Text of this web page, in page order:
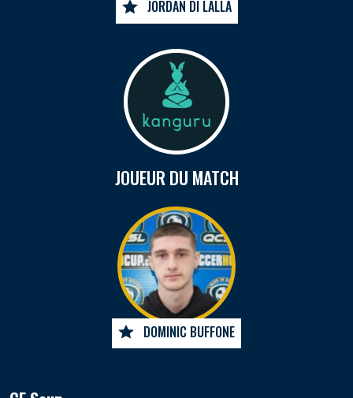
JORDAN DI LALLA
JOUEUR DU MATCH
DOMINIC BUFFONE